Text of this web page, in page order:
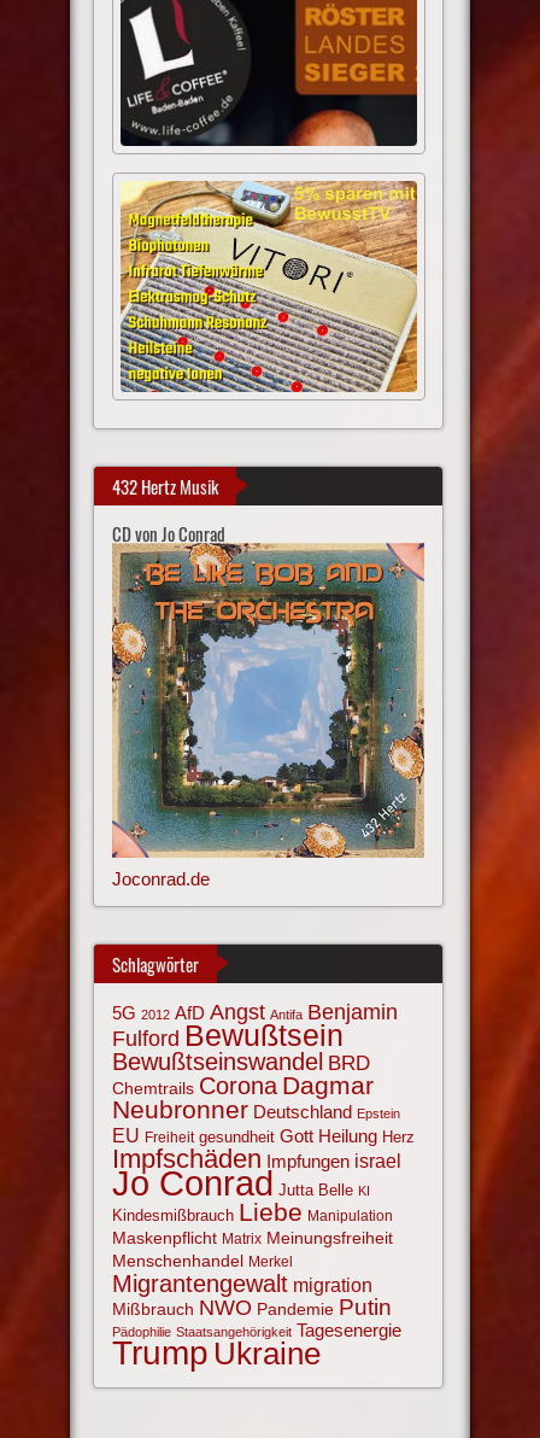
432 Hertz Musik
CD von Jo Conrad
Joconrad.de
Schlagwörter
5G 2012 AfD Angst Antifa Benjamin
Fulford Bewußtsein
Bewußtseinswandel BRD
Chemtrails Corona Dagmar
Neubronner Deutschland Epstein
EU Freiheit gesundheit Gott Heilung Herz
Impfschäden Impfungen israel
Jo Conrad Jutta Belle KI
Kindesmißbrauch Liebe Manipulation
Maskenpflicht Matrix Meinungsfreiheit
Menschenhandel Merkel
Migrantengewalt migration
Mißbrauch NWO Pandemie Putin
Pädophilie Staatsangehörigkeit Tagesenergie
Trump Ukraine